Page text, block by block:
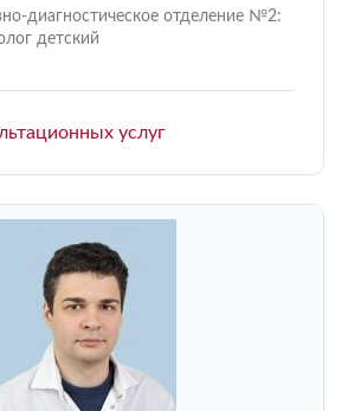
диагностическое отделение №2:
детский
услуг